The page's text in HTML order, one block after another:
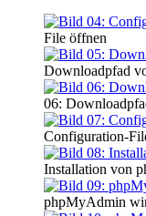
File öffnen
Downloadpfad
06:
Configuration-
Installation von
phpMyAdmin